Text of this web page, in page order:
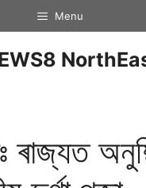
Menu
ৰাজ্যত